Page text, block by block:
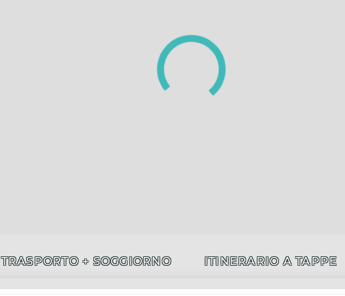
TRASPORTO + SOGGIORNO ITINERARIO A TAPPE